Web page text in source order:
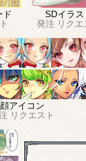
ド
SDイラス
発注 リク
顔アイコン
リクエスト